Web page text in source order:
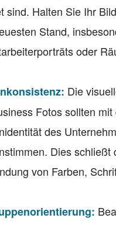
sind. Halten Sie Ihr
Stand,
oder
Die
Fotos sollten mit
des
Dies schließt
von Farben,